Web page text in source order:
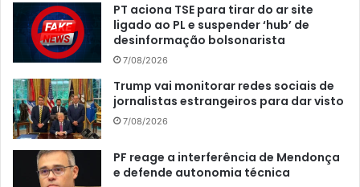
PT aciona TSE para tirar do ar site
ligado ao PL e suspender ‘hub’ de
desinformação bolsonarista
7/08/2026
Trump vai monitorar redes sociais de
jornalistas estrangeiros para dar visto
7/08/2026
PF reage a interferência de Mendonça
e defende autonomia técnica